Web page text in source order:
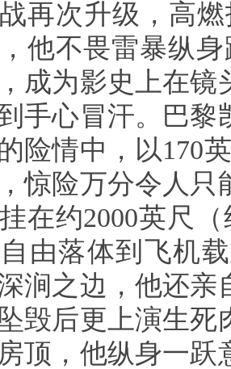
再次升级，高
他不畏雷暴纵
成为影史上在
手心冒汗。巴
险情中，以170
惊险万分令人
在约2000英尺
由落体到飞机
涧之边，他还
毁后更上演生
顶，他纵身一